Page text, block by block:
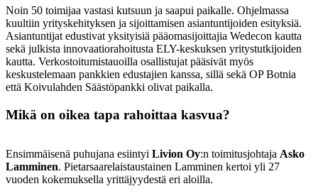
Noin 50 toimijaa vastasi kutsuun ja saapui paikalle. Ohjelmassa
kuultiin yrityskehityksen ja sijoittamisen asiantuntijoiden esityksiä.
Asiantuntijat edustivat yksityisiä pääomasijoittajia Wedecon kautta
sekä julkista innovaatiorahoitusta ELY-keskuksen yritystutkijoiden
kautta. Verkostoitumistauoilla osallistujat pääsivät myös
keskustelemaan pankkien edustajien kanssa, sillä sekä OP Botnia
että Koivulahden Säästöpankki olivat paikalla.
Mikä on oikea tapa rahoittaa kasvua?
Ensimmäisenä puhujana esiintyi Livion Oy:n toimitusjohtaja Asko
Lamminen. Pietarsaarelaistaustainen Lamminen kertoi yli 27
vuoden kokemuksella yrittäjyydestä eri aloilla.